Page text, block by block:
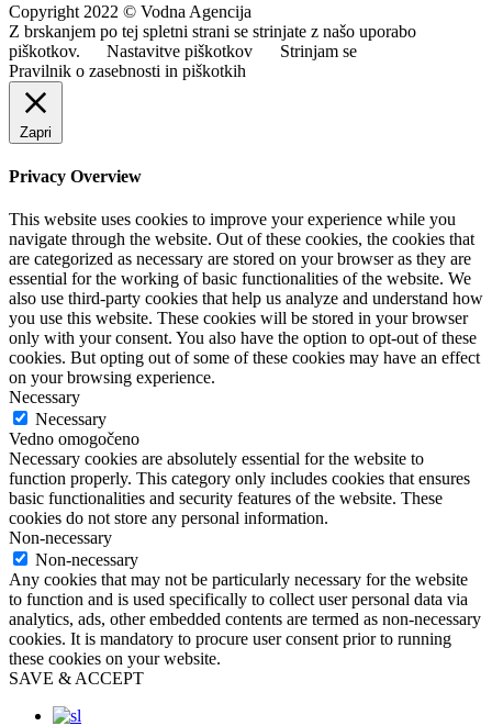
Copyright 2022 © Vodna Agencija
Z brskanjem po tej spletni strani se strinjate z našo uporabo
piškotkov.
Nastavitve piškotkov
Strinjam se
Pravilnik o zasebnosti in piškotkih
Zapri
Privacy Overview
This website uses cookies to improve your experience while you
navigate through the website. Out of these cookies, the cookies that
are categorized as necessary are stored on your browser as they are
essential for the working of basic functionalities of the website. We
also use third-party cookies that help us analyze and understand how
you use this website. These cookies will be stored in your browser
only with your consent. You also have the option to opt-out of these
cookies. But opting out of some of these cookies may have an effect
on your browsing experience.
Necessary
Necessary
Vedno omogočeno
Necessary cookies are absolutely essential for the website to
function properly. This category only includes cookies that ensures
basic functionalities and security features of the website. These
cookies do not store any personal information.
Non-necessary
Non-necessary
Any cookies that may not be particularly necessary for the website
to function and is used specifically to collect user personal data via
analytics, ads, other embedded contents are termed as non-necessary
cookies. It is mandatory to procure user consent prior to running
these cookies on your website.
SAVE & ACCEPT